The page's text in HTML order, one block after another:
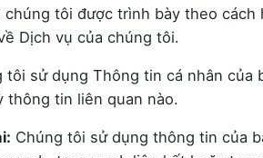
chúng tôi được trình bày theo
Dịch vụ của chúng tôi.
tôi sử dụng Thông tin cá nhân của
thông tin liên quan nào.
Chúng tôi sử dụng thông tin của